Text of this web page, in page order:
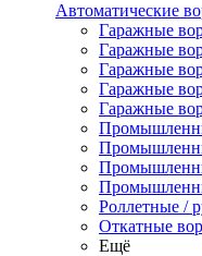
Автоматические
Гаражные
Гаражные
Гаражные
Гаражные
Гаражные
Роллетные /
Откатные
Ещё